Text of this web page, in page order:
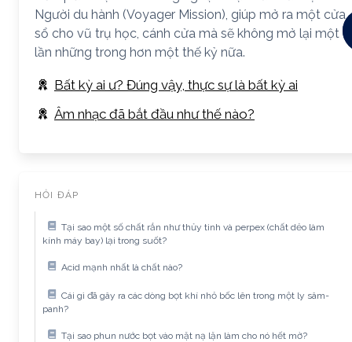
Người du hành (Voyager Mission), giúp mở ra một cửa
sổ cho vũ trụ học, cánh cửa mà sẽ không mở lại một
lần những trong hơn một thế kỷ nữa.
Bất kỳ ai ư? Đúng vậy, thực sự là bất kỳ ai
Âm nhạc đã bắt đầu như thế nào?
HỎI ĐÁP
Tại sao một số chất rắn như thủy tinh và perpex (chất dẻo làm
kính máy bay) lại trong suốt?
Acid mạnh nhất là chất nào?
Cái gì đã gây ra các dòng bọt khí nhỏ bốc lên trong một ly sâm-
panh?
Tại sao phun nước bọt vào mặt nạ lặn làm cho nó hết mờ?